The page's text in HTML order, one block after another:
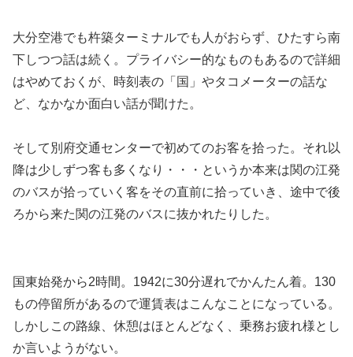
大分空港でも杵築ターミナルでも人がおらず、ひたすら南
下しつつ話は続く。プライバシー的なものもあるので詳細
はやめておくが、時刻表の「国」やタコメーターの話な
ど、なかなか面白い話が聞けた。
そして別府交通センターで初めてのお客を拾った。それ以
降は少しずつ客も多くなり・・・というか本来は関の江発
のバスが拾っていく客をその直前に拾っていき、途中で後
ろから来た関の江発のバスに抜かれたりした。
国東始発から2時間。1942に30分遅れでかんたん着。130
もの停留所があるので運賃表はこんなことになっている。
しかしこの路線、休憩はほとんどなく、乗務お疲れ様とし
か言いようがない。